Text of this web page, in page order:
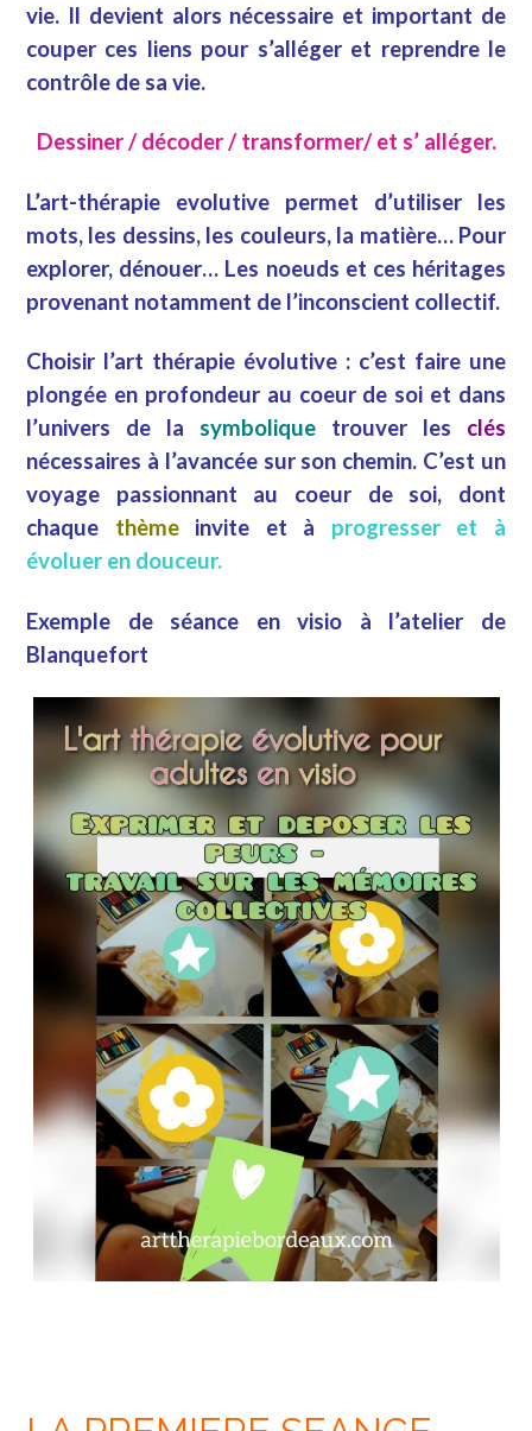
vie. Il devient alors nécessaire et important de
couper ces liens pour s’alléger et reprendre le
contrôle de sa vie.
Dessiner / décoder / transformer/ et s’ alléger.
L’art-thérapie evolutive permet d’utiliser les
mots, les dessins, les couleurs, la matière… Pour
explorer, dénouer… Les noeuds et ces héritages
provenant notamment de l’inconscient collectif.
Choisir l’art thérapie évolutive : c’est faire une
plongée en profondeur au coeur de soi et dans
l’univers de la symbolique trouver les clés
nécessaires à l’avancée sur son chemin. C’est un
voyage passionnant au coeur de soi, dont
chaque thèmeinvite et à progresser et à
évoluer en douceur.
Exemple de séance en visio à l’atelier de
Blanquefort